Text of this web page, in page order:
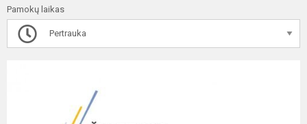
Pamokų laikas
Pertrauka